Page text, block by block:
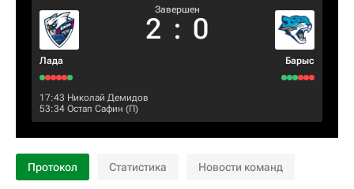
Лада
Завершен
2 : 0
Барыс
17:43 Николай Демидов
53:34 Остап Сафин (П)
Протокол Статистика Новости команд